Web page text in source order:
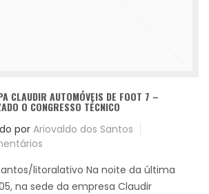
CLAUDIR AUTOMÓVEIS DE FOOT 7 –
O CONGRESSO TÉCNICO
por Ariovaldo dos Santos
litoralativo Na noite da última
na sede da empresa Claudir